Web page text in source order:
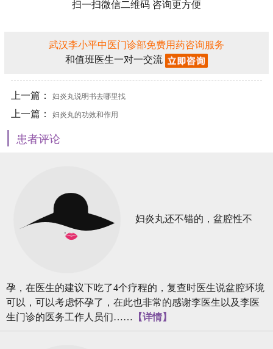
扫一扫微信二维码 咨询更方便
武汉李小平中医门诊部免费用药咨询服务
和值班医生一对一交流
上一篇： 妇炎丸说明书去哪里找
上一篇： 妇炎丸的功效和作用
| 患者评论
妇炎丸还不错的，盆腔性不
孕，在医生的建议下吃了4个疗程的，复查时医生说盆腔环境
可以，可以考虑怀孕了，在此也非常的感谢李医生以及李医
生门诊的医务工作人员们…… 【详情】